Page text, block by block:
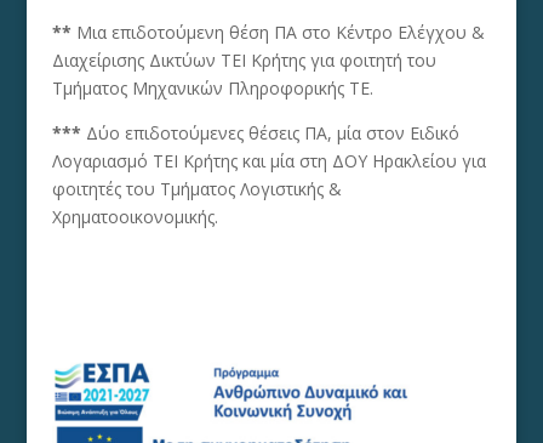
** Μια επιδοτούμενη θέση ΠΑ στο Κέντρο Ελέγχου &
Διαχείρισης Δικτύων ΤΕΙ Κρήτης για φοιτητή του
Τμήματος Μηχανικών Πληροφορικής ΤΕ.
*** Δύο επιδοτούμενες θέσεις ΠΑ, μία στον Ειδικό
Λογαριασμό ΤΕΙ Κρήτης και μία στη ΔΟΥ Ηρακλείου για
φοιτητές του Τμήματος Λογιστικής &
Χρηματοοικονομικής.